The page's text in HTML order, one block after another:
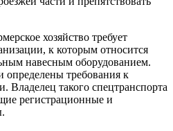
хозяйство требует
к которым относится
навесным оборудованием.
определены требования к
Владелец такого спецтранспорта
регистрационные и